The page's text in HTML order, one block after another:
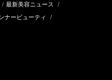
/ 最新美容ニュース /
ナービューティ /